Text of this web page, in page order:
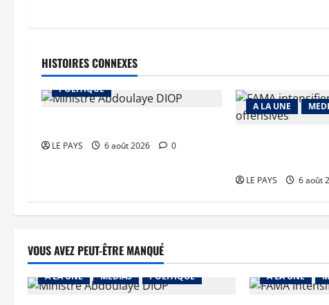
HISTOIRES CONNEXES
A LA UNE
MEDIAS
POLITIQUE
LE PAYS 6 août 2026 0
A LA UNE
LE PAYS 6 août
VOUS AVEZ PEUT-ÊTRE MANQUÉ
A LA UNE MEDIAS POLITIQUE A LA UNE